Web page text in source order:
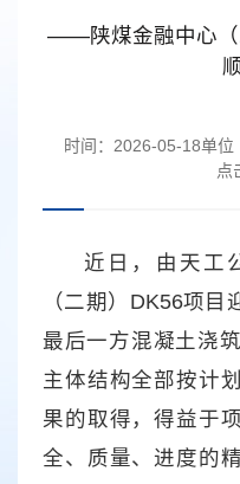
——陕煤金融中心（
时间： 2026-05-18单位
点
近日，由天工
（二期）DK56项
最后一方混凝土浇
主体结构全部按计
果的取得，得益于
全、质量、进度的